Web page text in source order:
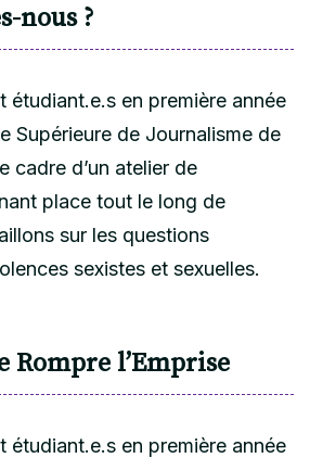
nous ?
étudiant.e.s en première année
Supérieure de Journalisme de
cadre d’un atelier de
place tout le long de
sur les questions
sexistes et sexuelles.
Rompre l’Emprise
étudiant.e.s en première année